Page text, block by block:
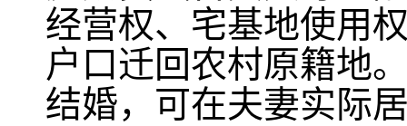
经营权、宅基地使用
户口迁回农村原籍地
结婚，可在夫妻实际